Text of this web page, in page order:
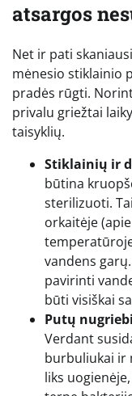
atsargos
Net ir pati
mėnesio stiklainio
pradės rūgti.
privalu griežtai
taisyklių.
Stiklainių ir
būtina
sterilizuoti.
orkaitėje
vandens
pavirinti
būti visiškai
Putų
Verdant
burbuliukai ir
liks